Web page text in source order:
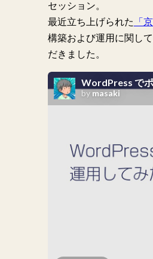
セッション。
最近立ち上げられた 「
構築および運用に関し
だきました。